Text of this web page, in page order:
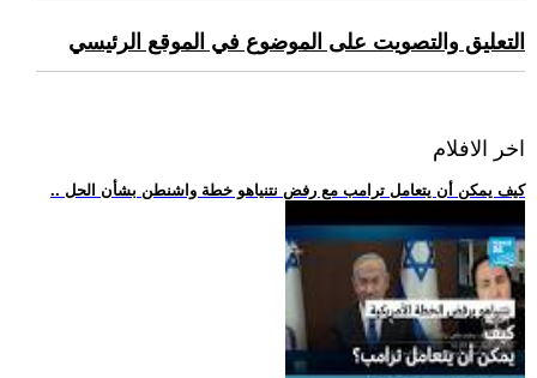
التعليق والتصويت على الموضوع في الموقع الرئيسي
اخر الافلام
.. كيف يمكن أن يتعامل ترامب مع رفض نتنياهو خطة واشنطن بشأن الحل